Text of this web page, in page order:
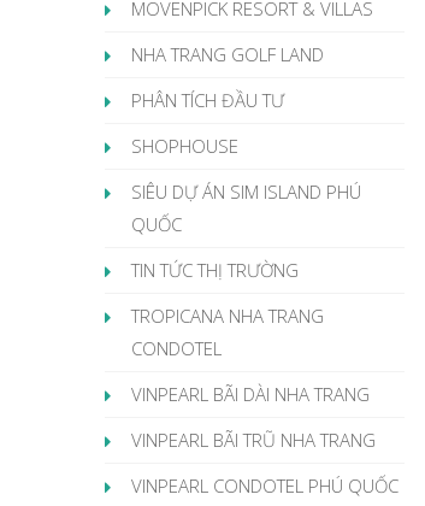
MOVENPICK RESORT & VILLAS
NHA TRANG GOLF LAND
PHÂN TÍCH ĐẦU TƯ
SHOPHOUSE
SIÊU DỰ ÁN SIM ISLAND PHÚ
QUỐC
TIN TỨC THỊ TRƯỜNG
TROPICANA NHA TRANG
CONDOTEL
VINPEARL BÃI DÀI NHA TRANG
VINPEARL BÃI TRŨ NHA TRANG
VINPEARL CONDOTEL PHÚ QUỐC